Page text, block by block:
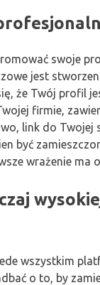
swoje
jest
że Twój profil
firmie,
link do Twojej
być
wrażenie ma
wszystkim
o to, by